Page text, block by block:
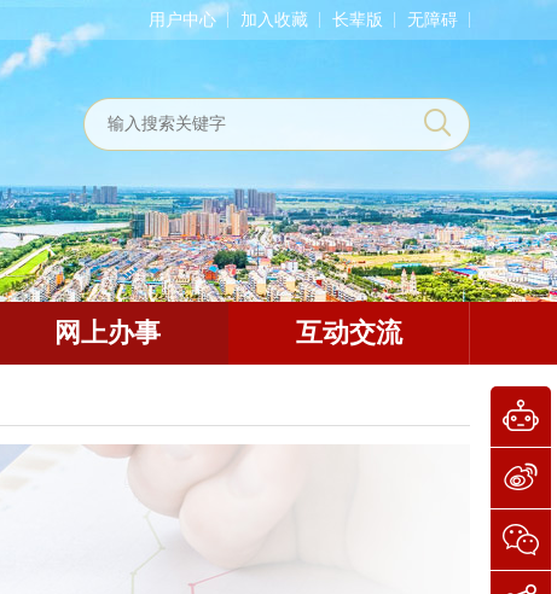
用户中心 加入收藏 长辈版 无障碍
网上办事 互动交流